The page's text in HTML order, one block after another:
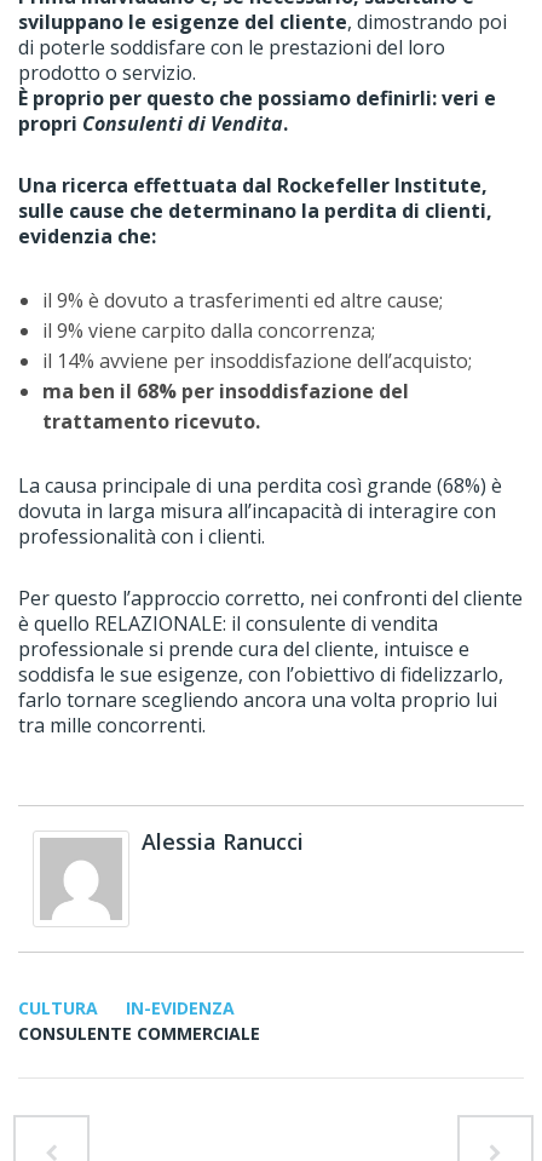
sviluppano le esigenze del cliente, dimostrando poi
di poterle soddisfare con le prestazioni del loro
prodotto o servizio.
È proprio per questo che possiamo definirli: veri e
propri Consulenti di Vendita.
Una ricerca effettuata dal Rockefeller Institute,
sulle cause che determinano la perdita di clienti,
evidenzia che:
il 9% è dovuto a trasferimenti ed altre cause;
il 9% viene carpito dalla concorrenza;
il 14% avviene per insoddisfazione dell’acquisto;
ma ben il 68% per insoddisfazione del
trattamento ricevuto.
La causa principale di una perdita così grande (68%) è
dovuta in larga misura all’incapacità di interagire con
professionalità con i clienti.
Per questo l’approccio corretto, nei confronti del cliente
è quello RELAZIONALE: il consulente di vendita
professionale si prende cura del cliente, intuisce e
soddisfa le sue esigenze, con l’obiettivo di fidelizzarlo,
farlo tornare scegliendo ancora una volta proprio lui
tra mille concorrenti.
Alessia Ranucci
CULTURA
IN-EVIDENZA
CONSULENTE COMMERCIALE